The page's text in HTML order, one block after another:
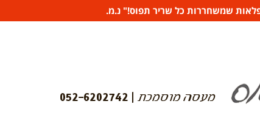
שמשחררות כל שריר תפוס!" נ.מ.